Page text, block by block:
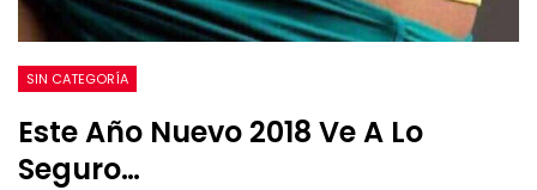
SIN CATEGORÍA
Este Año Nuevo 2018 Ve A Lo
Seguro…